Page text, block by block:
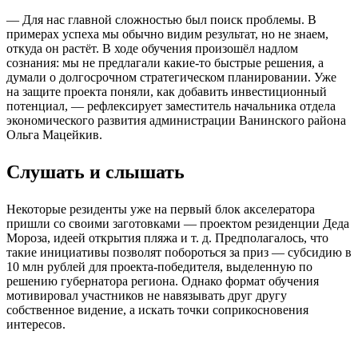
— Для нас главной сложностью был поиск проблемы. В
примерах успеха мы обычно видим результат, но не знаем,
откуда он растёт. В ходе обучения произошёл надлом
сознания: мы не предлагали какие-то быстрые решения, а
думали о долгосрочном стратегическом планировании. Уже
на защите проекта поняли, как добавить инвестиционный
потенциал, — рефлексирует заместитель начальника отдела
экономического развития администрации Ванинского района
Ольга Мацейкив.
Слушать и слышать
Некоторые резиденты уже на первый блок акселератора
пришли со своими заготовками — проектом резиденции Деда
Мороза, идеей открытия пляжа и т. д. Предполагалось, что
такие инициативы позволят побороться за приз — субсидию в
10 млн рублей для проекта-победителя, выделенную по
решению губернатора региона. Однако формат обучения
мотивировал участников не навязывать друг другу
собственное видение, а искать точки соприкосновения
интересов.